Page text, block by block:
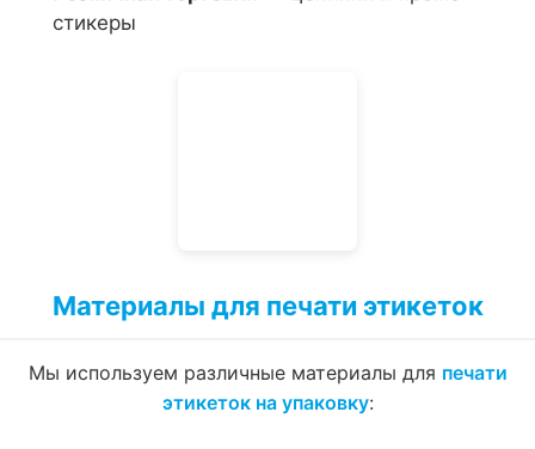
стикеры
Материалы для печати этикеток
Мы используем различные материалы для печати
этикеток на упаковку: